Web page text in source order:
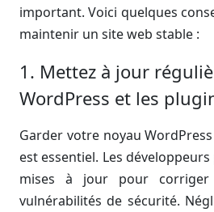
important. Voici quelques
maintenir un site web stable :
1. Mettez à jour
WordPress et les
Garder votre noyau
est essentiel. Les
mises à jour pour
vulnérabilités de sécurité.